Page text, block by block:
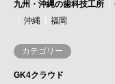
九州・沖縄の歯科技工所
沖縄
福岡
カテゴリー
GK4クラウド